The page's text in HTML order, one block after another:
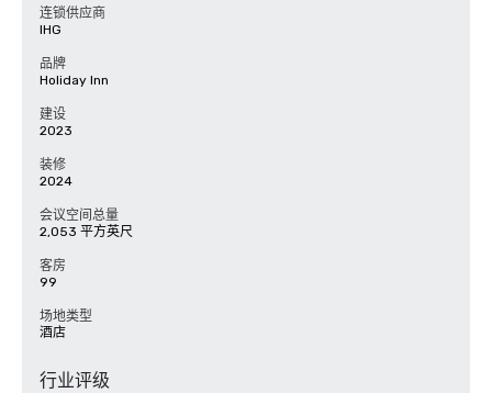
连锁供应商
IHG
品牌
Holiday Inn
建设
2023
装修
2024
会议空间总量
2,053 平方英尺
客房
99
场地类型
酒店
行业评级